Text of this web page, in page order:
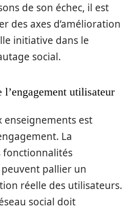
de son échec, il est
des axes d’amélioration
initiative dans le
social.
l’engagement utilisateur
enseignements est
La
fonctionnalités
pallier un
réelle des utilisateurs.
social doit